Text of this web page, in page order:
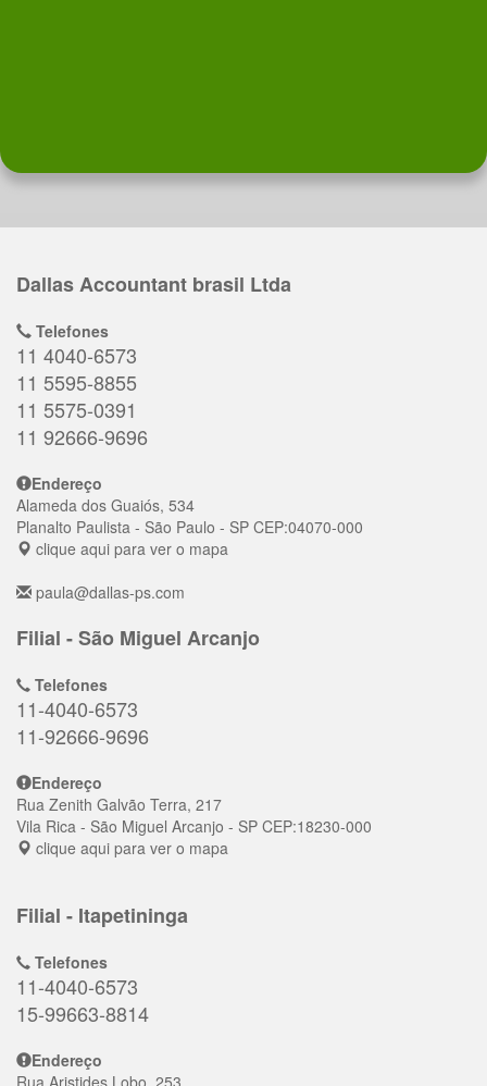
Dallas Accountant brasil Ltda
Telefones
11 4040-6573
11 5595-8855
11 5575-0391
11 92666-9696
Endereço
Alameda dos Guaiós, 534
Planalto Paulista - São Paulo - SP CEP:04070-000
clique aqui para ver o mapa
paula@dallas-ps.com
Filial - São Miguel Arcanjo
Telefones
11-4040-6573
11-92666-9696
Endereço
Rua Zenith Galvão Terra, 217
Vila Rica - São Miguel Arcanjo - SP CEP:18230-000
clique aqui para ver o mapa
Filial - Itapetininga
Telefones
11-4040-6573
15-99663-8814
Endereço
Rua Aristides Lobo, 253